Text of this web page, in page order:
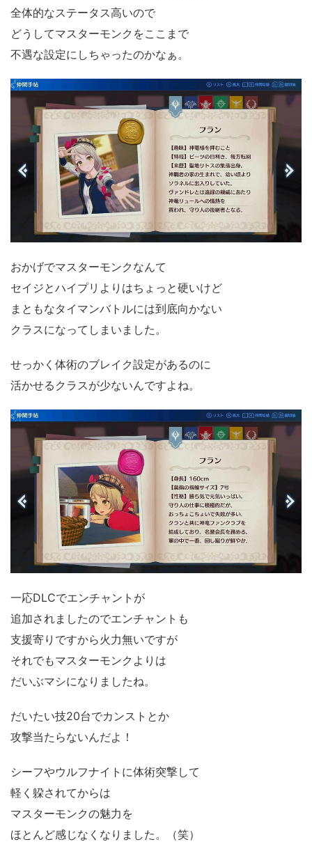
全体的なステータス高いので
どうしてマスターモンクをここまで
不遇な設定にしちゃったのかなぁ。
おかげでマスターモンクなんて
セイジとハイプリよりはちょっと硬いけど
まともなタイマンバトルには到底向かない
クラスになってしまいました。
せっかく体術のブレイク設定があるのに
活かせるクラスが少ないんですよね。
一応DLCでエンチャントが
追加されましたのでエンチャントも
支援寄りですから火力無いですが
それでもマスターモンクよりは
だいぶマシになりましたね。
だいたい技20台でカンストとか
攻撃当たらないんだよ！
シーフやウルフナイトに体術突撃して
軽く躱されてからは
マスターモンクの魅力を
ほとんど感じなくなりました。（笑）